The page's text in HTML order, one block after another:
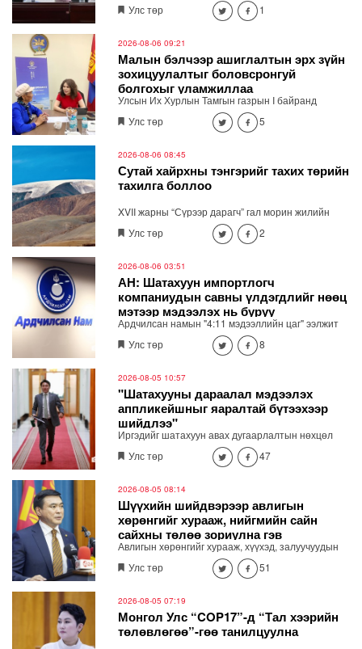
Ерөнхий сайдын 10 дугаар албан даалгавар,
тушаалын хүрээнд Өмнөговь аймагт байгаль
орчин, уул уурхайн 358 зөрчил илрүүлж, 200
гаруйг нь арилгуулаад байна.
Улс төр 1
2026-08-06 09:21
Малын бэлчээр ашиглалтын эрх зүйн
зохицуулалтыг боловсронгуй
болгохыг уламжиллаа
Улсын Их Хурлын Тамгын газрын I байранд
байрлах "Нээлттэй парламент" танхимд өнөөдөр
(2026.08.06) Улсын Их Хурлын гишүүн
сонслоо.
Улс төр 5
2026-08-06 08:45
Сутай хайрхны тэнгэрийг тахих төрийн
тахилга боллоо
XVII жарны “Сүрээр дарагч” гал морин жилийн
зуны адаг хөхөгчин хонь сарын 23-ны өлзий
дэмбэрэлтэй өдөр /2026.08.06/ Сутай хайрхны
Улс төр 2
2026-08-06 03:51
АН: Шатахуун импортлогч
компаниудын савны үлдэгдлийг нөөц
мэтээр мэдээлэх нь буруу
Ардчилсан намын "4:11 мэдээллийн цаг" ээлжит
хэвлэлийн бага хурал Төрийн ордны 3 давхарт
болно. Хэвлэлийн хурлаар шатахууны хомсдол,
Улс төр 8
2026-08-05 10:57
"Шатахууны дараалал мэдээлэх
аппликейшныг яаралтай бүтээхээр
шийдлээ"
Иргэдийг шатахуун авах дугаарлалтын нөхцөл
байдлыг бодит цагаар харж явах замаа тооцох
боломжтой мэдээлэл хүргэх зориулалттай
хийхээр шийдлээ. "Шатахууны дарааллыг
мэдээлэх яаралтай бүтээхээр шийдлээ"
Улс төр 47
2026-08-05 08:14
Шүүхийн шийдвэрээр авлигын
хөрөнгийг хурааж, нийгмийн сайн
сайхны төлөө зориулна гэв
Авлигын хөрөнгийг хурааж, хүүхэд, залуучуудын
хөгжлийн санд төвлөрүүлж, зарцуулах тухай
анхдагч хуулийн төслийг Засгийн газрын
Улс төр 51
2026-08-05 07:19
Монгол Улс “COP17”-д “Тал хээрийн
төлөвлөгөө”-гөө танилцуулна